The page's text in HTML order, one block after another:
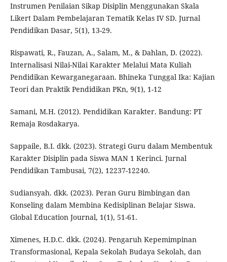
Instrumen Penilaian Sikap Disiplin Menggunakan Skala
Likert Dalam Pembelajaran Tematik Kelas IV SD. Jurnal
Pendidikan Dasar, 5(1), 13-29.
Rispawati, R., Fauzan, A., Salam, M., & Dahlan, D. (2022).
Internalisasi Nilai-Nilai Karakter Melalui Mata Kuliah
Pendidikan Kewarganegaraan. Bhineka Tunggal Ika: Kajian
Teori dan Praktik Pendidikan PKn, 9(1), 1-12
Samani, M.H. (2012). Pendidikan Karakter. Bandung: PT
Remaja Rosdakarya.
Sappaile, B.I. dkk. (2023). Strategi Guru dalam Membentuk
Karakter Disiplin pada Siswa MAN 1 Kerinci. Jurnal
Pendidikan Tambusai, 7(2), 12237-12240.
Sudiansyah. dkk. (2023). Peran Guru Bimbingan dan
Konseling dalam Membina Kedisiplinan Belajar Siswa.
Global Education Journal, 1(1), 51-61.
Ximenes, H.D.C. dkk. (2024). Pengaruh Kepemimpinan
Transformasional, Kepala Sekolah Budaya Sekolah, dan